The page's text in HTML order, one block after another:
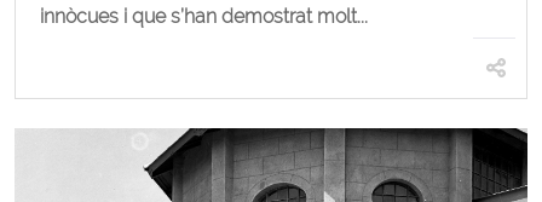
innòcues i que s’han demostrat molt...